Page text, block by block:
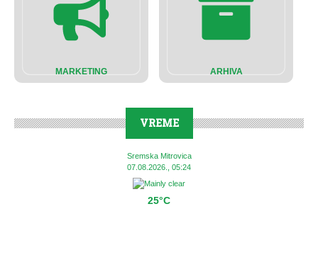
MARKETING ARHIVA
VREME
Sremska Mitrovica
07.08.2026., 05:24
25°C